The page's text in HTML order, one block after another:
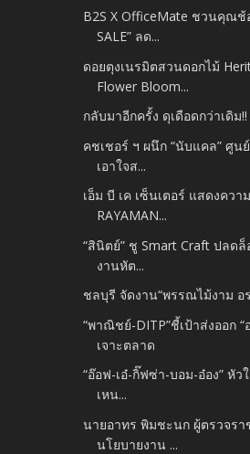
B2S X OfficeMate ชวนคุณช้
SALE” ลด...
ดอยตุงเนรมิตสวนดอกไม้
Flower Bloom...
กลับมาอีกครั้ง ดุเดือดกว่าเดิม!!
คชเชอร์ ฯ ผนึก “นับแคล” ศูน
เอาใจส...
เอ็ม บี เค เซ็นเตอร์ แสดงคว
RAYAMAN...
“สินิตย์” ชู Smart Craft ปลด
งานหัต...
ชลบุรี จัดงาน“พรรณไม้งาม อ
“พาณิชย์-DITP”ชี้เป้าส่งออก
เจาะตลาด
“อ๊อฟ-เอ๋-กิ๊ฟซ่า-บอม-อ๋อง” หัว
เหน...
นายอาทร พิมชะนก ผู้ตรวจรา
นโยบายงาน ...